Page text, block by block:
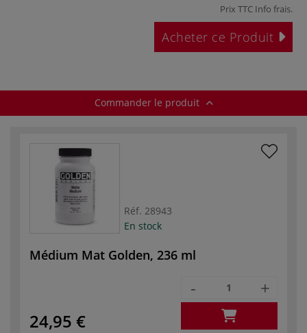
Prix TTC Info frais.
Acheter ce Produit
Commander le produit
Réf. 28943
En stock
Médium Mat Golden, 236 ml
24,95 €
- +